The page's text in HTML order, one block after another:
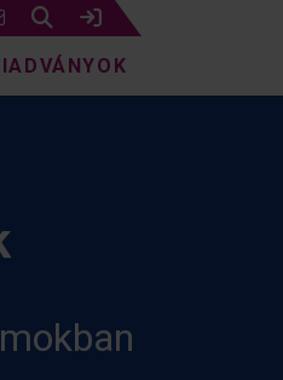
KeresésBejelentkezés